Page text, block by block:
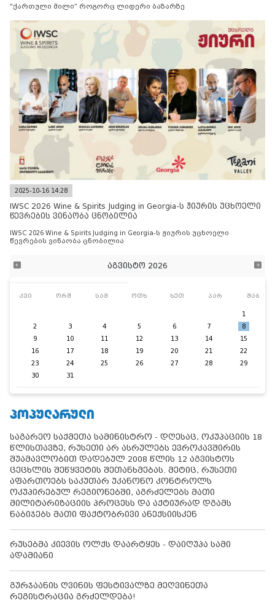
“ქართული მილი” როგორც ლიდერი ბაზარზე
2025-10-16 14:28
IWSC 2026 Wine & Spirits Judging in Georgia-ს ჟიურის უცხოელი
წევრების ვინაობა ცნობილია
IWSC 2026 Wine & Spirits Judging in Georgia-ს ჟიურის უცხოელი
წევრების ვინაობა ცნობილია
აგვისტო 2026
კვი ორშ სამ ოთხ ხუთ პარ შაბ
1
2
3 4 5 6 7
8
9
10 11 12 13 14
15
16
17 18 19 20 21
22
23
24 25 26 27 28
29
30
31
ᲞᲝᲞᲣᲚᲐᲠᲣᲚᲘ
საგარეო საქმეთა სამინისტრო - დღესაც, ოკუპაციის 18
წლისთავზე, რუსეთი არ ასრულებს ევროკავშირის
შუამავლობით დადებულ 2008 წლის 12 აგვისტოს
ცეცხლის შეწყვეტის შეთანხმებას. მეტიც, რუსეთი
აფართოებს საკუთარ უკანონო კონტროლს
ოკუპირებულ რეგიონებში, აგრძელებს მათი
მილიტარიზაციის პროცესს და აქტიურად დგამს
ნაბიჯებს მათი ფაქტობრივი ანექსიისკენ
რუსებმა კიევის ოლქს დაარტყეს - დაიღუპა სამი
ადამიანი
გურჯაანის ღვინის ფესტივალზე მეღვინეთა
რეგისტრაცია გრძელდება!